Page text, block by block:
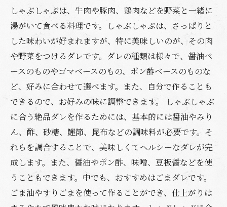
しゃぶしゃぶは、牛肉や豚肉、鶏肉などを野菜と一緒に
湯がいて食べる料理です。しゃぶしゃぶは、さっぱりと
した味わいが好まれますが、特に美味しいのが、その肉
や野菜をつけるダレです。ダレの種類は様々で、醤油ベ
ースのものやゴマベースのもの、ポン酢ベースのものな
ど、好みに合わせて選べます。また、自分で作ることも
できるので、お好みの味に調整できます。 しゃぶしゃぶ
に合う絶品ダレを作るためには、基本的には醤油やみり
ん、酢、砂糖、鰹節、昆布などの調味料が必要です。そ
れらを調合することで、美味しくてヘルシーなダレが完
成します。また、醤油やポン酢、味噌、豆板醤などを使
うこともできます。中でも、おすすめはごまダレです。
ごま油やすりごまを使って作ることができ、仕上がりは